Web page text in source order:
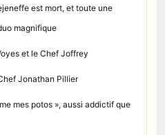
est mort, et toute une
magnifique
et le Chef Joffrey
Jonathan Pillier
mes potos », aussi addictif que